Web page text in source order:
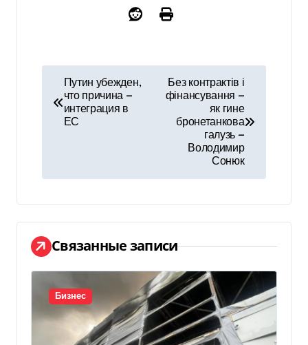
а
ц
и
я
Путин убежден,
что причина —
интеграция в
ЕС
Без контрактів і
фінансування —
як гине
бронетанкова
галузь —
Володимир
Сонюк
Связанные записи
Бизнес